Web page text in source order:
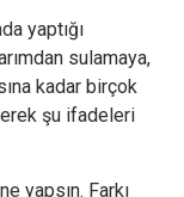
yaptığı
sulamaya,
kadar birçok
şu ifadeleri
yapsın. Farkı